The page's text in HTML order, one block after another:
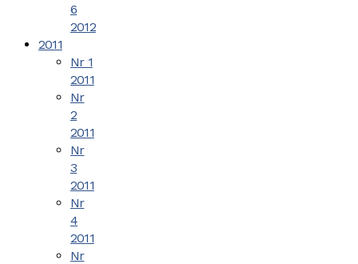
6
2012
2011
Nr 1
2011
Nr
2
2011
Nr
3
2011
Nr
4
2011
Nr